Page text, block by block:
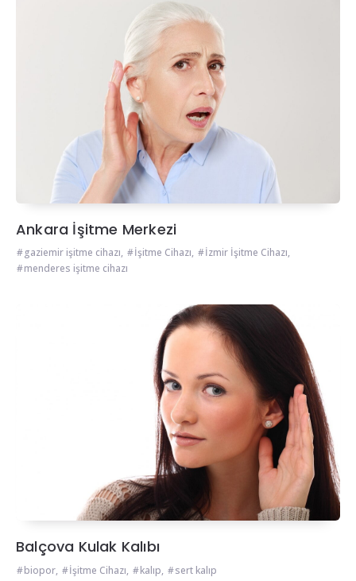
Ankara İşitme Merkezi
gaziemir işitme cihazı, İşitme Cihazı, İzmir İşitme Cihazı,
menderes işitme cihazı
Balçova Kulak Kalıbı
biopor, İşitme Cihazı, kalıp, sert kalıp